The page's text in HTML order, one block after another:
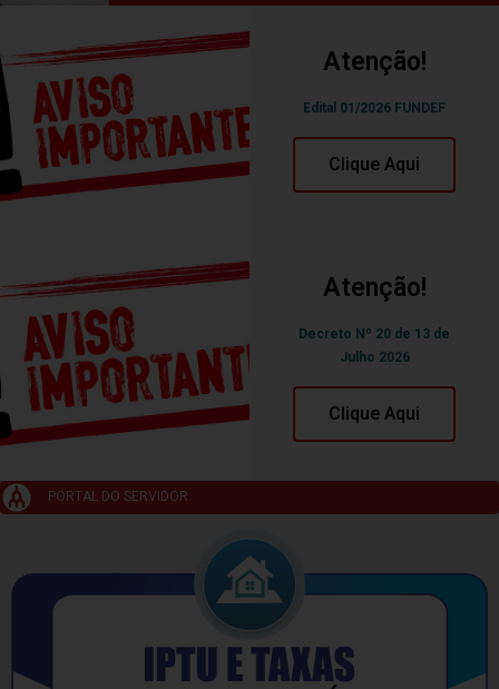
Atenção!
Edital 01/2026 FUNDEF
Clique Aqui
Atenção!
Decreto Nº 20 de 13 de
Julho 2026
Clique Aqui
PORTAL DO SERVIDOR